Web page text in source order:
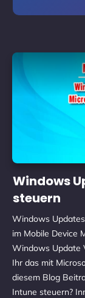
Windows
steuern
Windows
im Mobile Device
Windows Update
Ihr das mit
diesem Blog
Intune steuern?